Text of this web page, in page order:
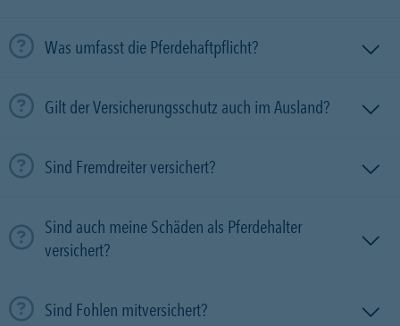
Was umfasst die Pferdehaftpflicht?
Gilt der Versicherungsschutz auch im Ausland?
Sind Fremdreiter versichert?
Sind auch meine Schäden als Pferdehalter
versichert?
Sind Fohlen mitversichert?